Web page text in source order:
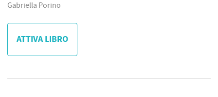
Gabriella Porino
ATTIVA LIBRO